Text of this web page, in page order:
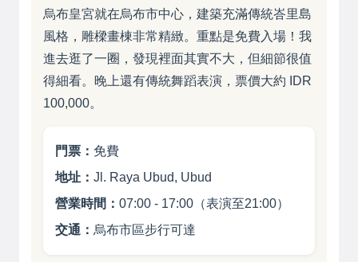
烏布皇宮就在烏布市中心，建築充滿傳統峇里島
風格，雕樑畫棟非常精緻。重點是免費入場！我
進去逛了一圈，發現裡面其實不大，但細節很值
得細看。晚上還有傳統舞蹈表演，票價大約 IDR
100,000。
門票： 免費
地址： Jl. Raya Ubud, Ubud
營業時間： 07:00 - 17:00（表演至21:00）
交通： 烏布市區步行可達